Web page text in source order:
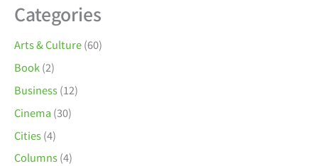
Categories
Arts & Culture(60)
Book(2)
Business(12)
Cinema (30)
Cities(4)
Columns(4)